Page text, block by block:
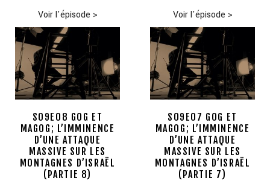
Voir l'épisode > Voir l'épisode >
S09E08 GOG ET
MAGOG; L’IMMINENCE
D’UNE ATTAQUE
MASSIVE SUR LES
MONTAGNES D’ISRAËL
(PARTIE 8)
S09E07 GOG ET
MAGOG; L’IMMINENCE
D’UNE ATTAQUE
MASSIVE SUR LES
MONTAGNES D’ISRAËL
(PARTIE 7)